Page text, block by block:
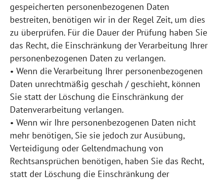
gespeicherten personenbezogenen Daten
bestreiten, benötigen wir in der Regel Zeit, um dies
zu überprüfen. Für die Dauer der Prüfung haben Sie
das Recht, die Einschränkung der Verarbeitung Ihrer
personenbezogenen Daten zu verlangen.
• Wenn die Verarbeitung Ihrer personenbezogenen
Daten unrechtmäßig geschah / geschieht, können
Sie statt der Löschung die Einschränkung der
Datenverarbeitung verlangen.
• Wenn wir Ihre personenbezogenen Daten nicht
mehr benötigen, Sie sie jedoch zur Ausübung,
Verteidigung oder Geltendmachung von
Rechtsansprüchen benötigen, haben Sie das Recht,
statt der Löschung die Einschränkung der